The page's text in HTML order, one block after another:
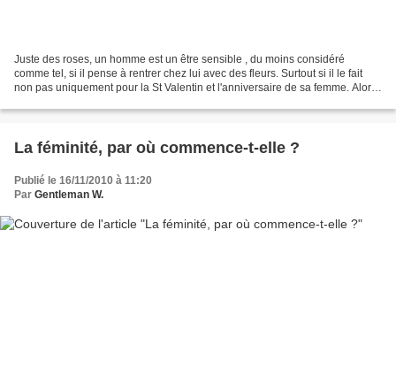
Juste des roses, un homme est un être sensible , du moins considéré
comme tel, si il pense à rentrer chez lui avec des fleurs. Surtout si il le fait
non pas uniquement pour la St Valentin et l'anniversaire de sa femme. Alors
La féminité, par où commence-t-elle ?
Publié le 16/11/2010 à 11:20
Par Gentleman W.